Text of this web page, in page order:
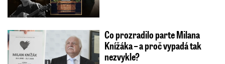
Co prozradilo parte Milana
Knížáka – a proč vypadá tak
nezvykle?